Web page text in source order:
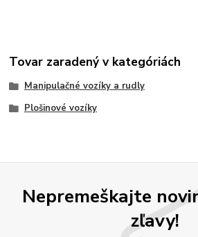
Tovar zaradený v kategóriách
Manipulačné vozíky a rudly
Plošinové vozíky
Nepremeškajte
zľavy!